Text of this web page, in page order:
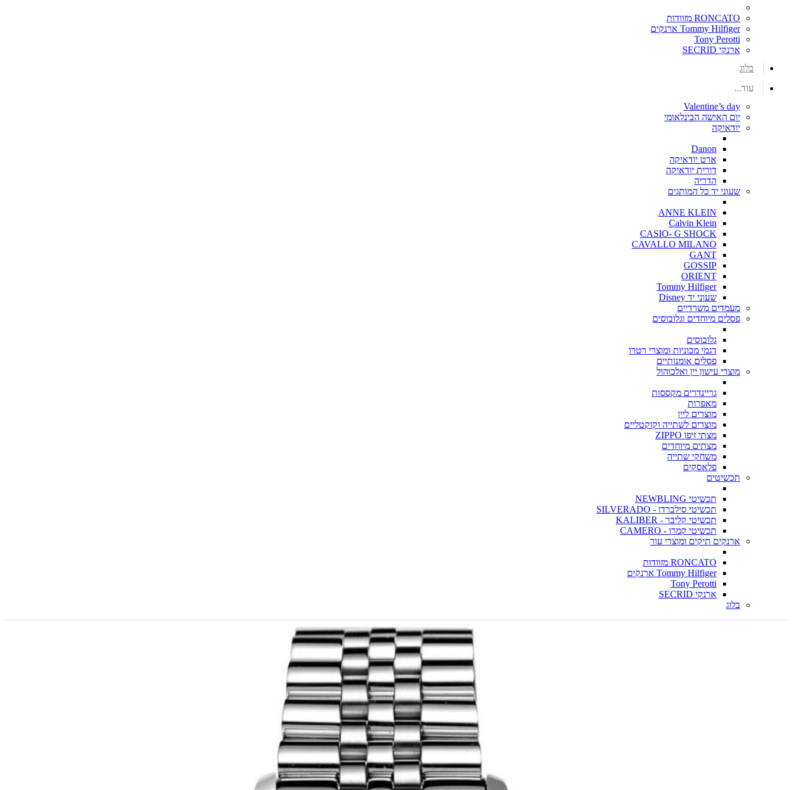
RONCATO מזוודות
Tommy Hilfiger ארנקים
Tony Perotti
ארנקי SECRID
בלוג
עוד...
Valentine’s day
יום האישה הבינלאומי
יודאיקה
Danon
ארט יודאיקה
דורית יודאיקה
הדריה
שעוני יד כל המותגים
ANNE KLEIN
Calvin Klein
CASIO- G SHOCK
CAVALLO MILANO
GANT
GOSSIP
ORIENT
Tommy Hilfiger
שעוני יד Disney
מעמדים משרדיים
פסלים מיוחדים וגלובוסים
גלובוסים
דגמי מכוניות ומוצרי רטרו
פסלים אומנותיים
מוצרי עישון יין ואלכוהול
גריינדרים מקססות
מאפרות
מוצרים ליין
מוצרים לשתייה וקוקטליים
מצתי זיפו ZIPPO
מצתים מיוחדים
משחקי שתייה
פלאסקים
תכשיטים
תכשיטי NEWBLING
תכשיטי סילברדו - SILVERADO
תכשיטי קליבר - KALIBER
תכשיטי קמרו - CAMERO
ארנקים תיקים ומוצרי עור
RONCATO מזוודות
Tommy Hilfiger ארנקים
Tony Perotti
ארנקי SECRID
בלוג